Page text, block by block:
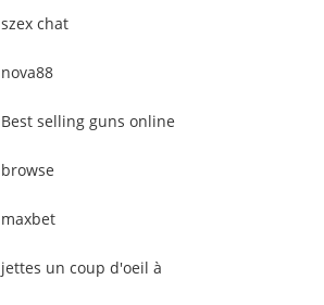
szex chat
nova88
Best selling guns online
browse
maxbet
jettes un coup d'oeil à